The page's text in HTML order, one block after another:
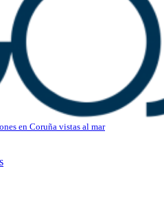
en Coruña vistas al mar